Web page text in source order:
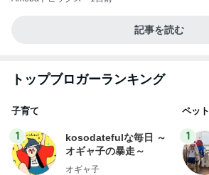
記事を読む
トップブロガーランキング
子育て
1
kosodatefulな毎日 ～
オギャ子の暴走～
オギャ子
ペット
1